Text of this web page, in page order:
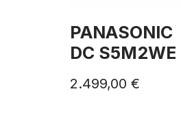
PANASONIC
DC S5M2WE
2.499,00 €